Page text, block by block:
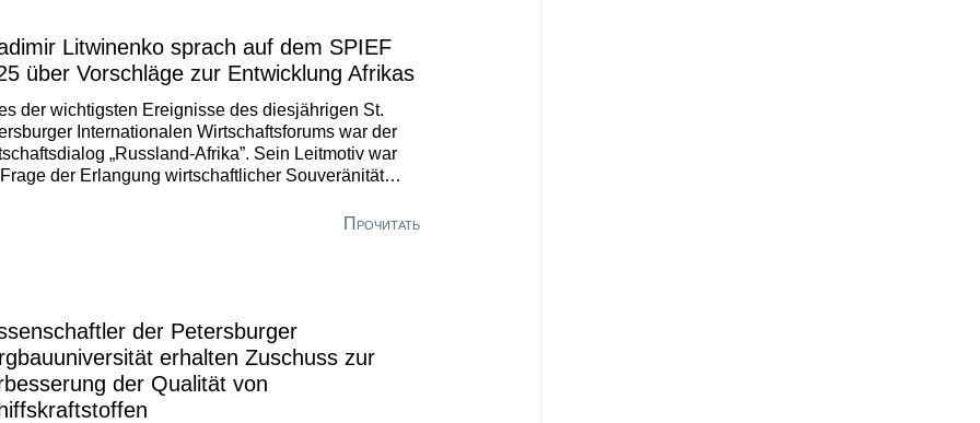
mit der Umsetzung des Pilotprojekts zur
des Hochschulsystems von besonderer
Litwinenko sprach auf dem SPIEF
über Vorschläge zur Entwicklung Afrikas
der wichtigsten Ereignisse des diesjährigen St.
Internationalen Wirtschaftsforums war der
„Russland-Afrika”. Sein Leitmotiv war
der Erlangung wirtschaftlicher Souveränität
Прочитать
der Petersburger
erhalten Zuschuss zur
der Qualität von